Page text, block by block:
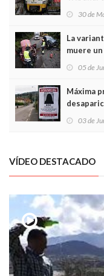
30 de
La
muere
frontal
05 de
Máxima
03 de
VÍDEO DESTACADO